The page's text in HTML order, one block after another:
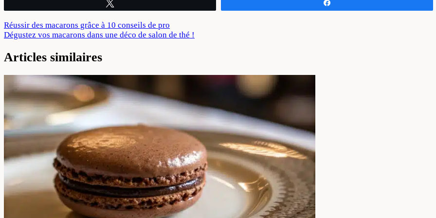
Navigation
de
l’article
Réussir des macarons grâce à 10 conseils de pro
Dégustez vos macarons dans une déco de salon de thé !
Articles similaires